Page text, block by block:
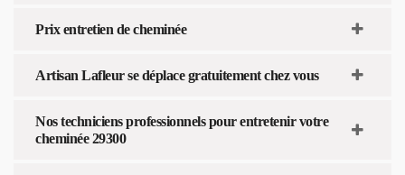
Prix entretien de cheminée
Artisan Lafleur se déplace gratuitement chez vous
Nos techniciens professionnels pour entretenir votre
cheminée 29300